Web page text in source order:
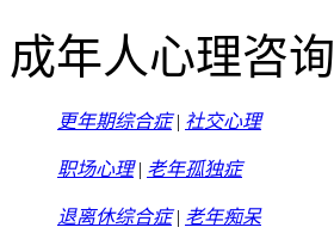
成年人心理咨询
更年期综合症| 社交心理
职场心理| 老年孤独症
退离休综合症| 老年痴呆